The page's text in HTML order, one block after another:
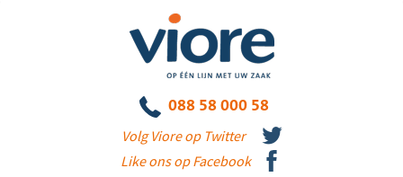
088 58 000 58
Volg Viore op Twitter
Like ons op Facebook